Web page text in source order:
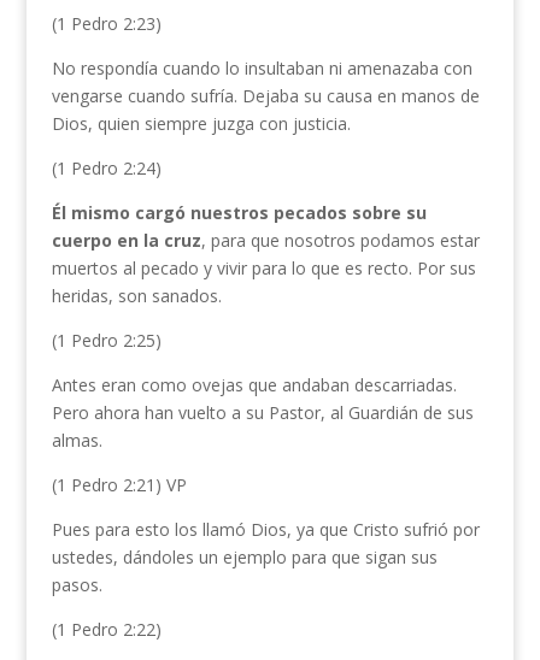
(1 Pedro 2:23)
No respondía cuando lo insultaban ni amenazaba con
vengarse cuando sufría. Dejaba su causa en manos de
Dios, quien siempre juzga con justicia.
(1 Pedro 2:24)
Él mismo cargó nuestros pecados sobre su
cuerpo en la cruz, para que nosotros podamos estar
muertos al pecado y vivir para lo que es recto. Por sus
heridas, son sanados.
(1 Pedro 2:25)
Antes eran como ovejas que andaban descarriadas.
Pero ahora han vuelto a su Pastor, al Guardián de sus
almas.
(1 Pedro 2:21) VP
Pues para esto los llamó Dios, ya que Cristo sufrió por
ustedes, dándoles un ejemplo para que sigan sus
pasos.
(1 Pedro 2:22)